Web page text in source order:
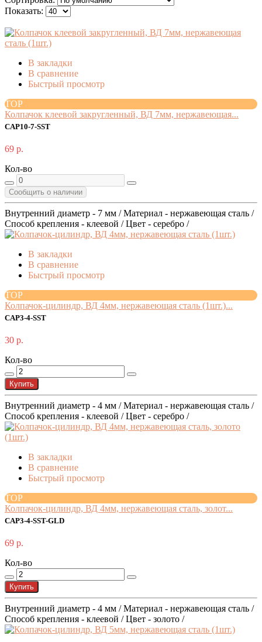
Показать:
В закладки
В сравнение
Быстрый просмотр
TOP
Колпачок клеевой закругленный, ВД 7мм, нержавеющая...
CAP10-7-SST
69 р.
Кол-во
Сообщить о наличии
Внутренний диаметр - 7 мм / Материал - нержавеющая сталь /
Способ крепления - клеевой / Цвет - серебро /
В закладки
В сравнение
Быстрый просмотр
TOP
Колпачок-цилиндр, ВД 4мм, нержавеющая сталь (1шт.)...
CAP3-4-SST
30 р.
Кол-во
Купить
Внутренний диаметр - 4 мм / Материал - нержавеющая сталь /
Способ крепления - клеевой / Цвет - серебро /
В закладки
В сравнение
Быстрый просмотр
TOP
Колпачок-цилиндр, ВД 4мм, нержавеющая сталь, золот...
CAP3-4-SST-GLD
69 р.
Кол-во
Купить
Внутренний диаметр - 4 мм / Материал - нержавеющая сталь /
Способ крепления - клеевой / Цвет - золото /